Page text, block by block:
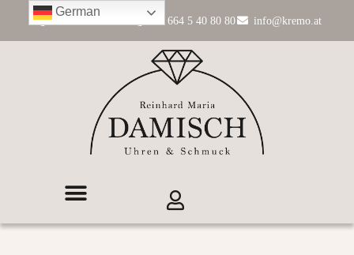
+43 662 84 11 99 +43 664 5 40 80 80 info@kremo.at
German